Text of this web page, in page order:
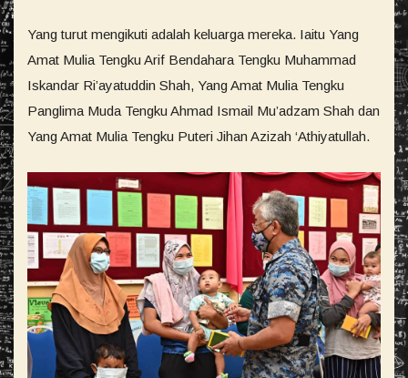
Yang turut mengikuti adalah keluarga mereka. Iaitu Yang
Amat Mulia Tengku Arif Bendahara Tengku Muhammad
Iskandar Ri’ayatuddin Shah, Yang Amat Mulia Tengku
Panglima Muda Tengku Ahmad Ismail Mu’adzam Shah dan
Yang Amat Mulia Tengku Puteri Jihan Azizah ‘Athiyatullah.